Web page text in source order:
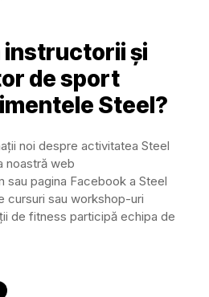
instructorii și
de sport
Steel?
noi despre activitatea Steel
noastră web
pagina Facebook a Steel
cursuri sau workshop-uri
de fitness participă echipa de